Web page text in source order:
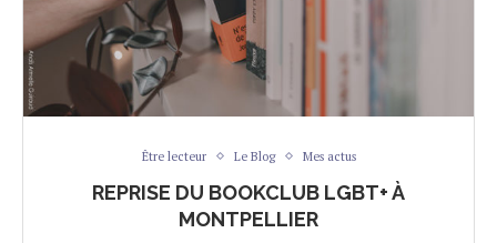
Être lecteur Le Blog Mes actus
REPRISE DU BOOKCLUB LGBT+ À
MONTPELLIER